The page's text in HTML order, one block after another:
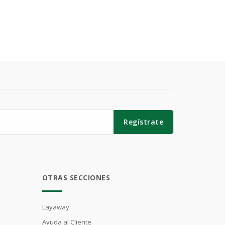
Regístrate
OTRAS SECCIONES
Layaway
Ayuda al Cliente